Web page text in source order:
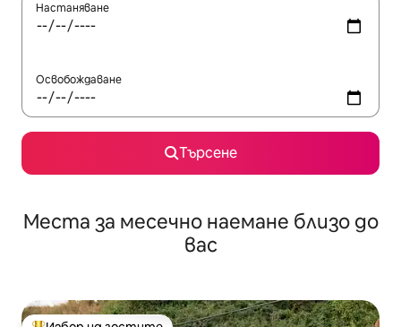
Настаняване
Освобождаване
Търсене
Места за месечно наемане близо до
вас